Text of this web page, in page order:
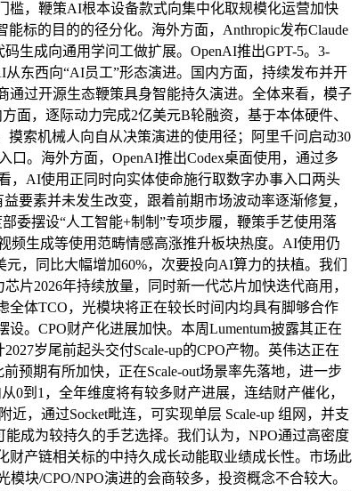
槛，鞭策AI根本设备款式向集中化取规模化运营加快
标的目的的径分化。海外方面，Anthropic发布Claude
生成向通用学问工做扩展。OpenAI推出GPT-5。3-
东西向“AI员工”形态演进。国内方面，持续发布并开
过开源生态鞭策具身智能持久演进。全体来看，模子
面，逐际动力完成2亿美元B轮融资，基于本体硬件、
索机械人向自从决策演进的使用径；阿里千问启动30
。海外方面，OpenAI推出Codex桌面使用，通过多
，AI使用正同时向实体使命施行取数字办事入口两头
要素并未发生改变，跟着前期市场波动率逐渐修复，
委摆设“人工智能+制制”专项步履，鞭策手艺使用落
频生成等使用范畴情感高涨推升板块热度。AI使用仍
，同比大幅增加60%，次要投向AI算力的扶植。我们
片2026年持续放量，同时新一代芯片加快迭代商用，
体TCO，光模块将正在较长时间内均具有脚够合作
。CPO财产化进展加快。本周Lumentum披露其正在
岁尾前起头交付Scale-up的CPO产物。英伟达正在
预期有所加快，正在Scale-out场景率先落地，进一步
0到1，全年维度将有较多财产进展，连结财产催化，
，通过Socket毗连，可实现单层 Scale-up 组网，并支
成为较持久的手艺选择。我们认为，NPO通过高密度
产链相关标的中持久成长动能取业绩成长性。市场此
块/CPO/NPO演进的会商较多，投资概念不合较大。